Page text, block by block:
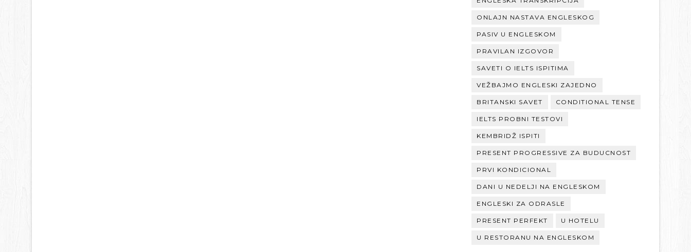
ONLAJN NASTAVA ENGLESKOG
PASIV U ENGLESKOM
PRAVILAN IZGOVOR
SAVETI O IELTS ISPITIMA
VEŽBAJMO ENGLESKI ZAJEDNO
BRITANSKI SAVET CONDITIONAL TENSE
IELTS PROBNI TESTOVI
KEMBRIDŽ ISPITI
PRESENT PROGRESSIVE ZA BUDUCNOST
PRVI KONDICIONAL
DANI U NEDELJI NA ENGLESKOM
ENGLESKI ZA ODRASLE
PRESENT PERFEKT U HOTELU
U RESTORANU NA ENGLESKOM